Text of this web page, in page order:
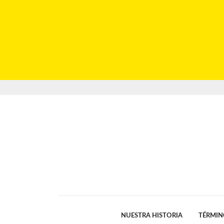
NUESTRA HISTORIA